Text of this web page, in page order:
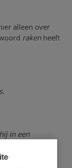
alleen over
rakenheeft
in een